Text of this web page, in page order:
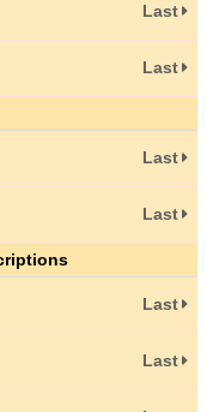
Last
Last
Last
Last
Last
Last